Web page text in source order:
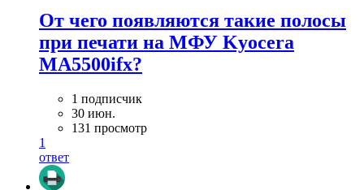
От чего появляются такие полосы
при печати на МФУ Kyocera
MA5500ifx?
1 подписчик
30 июн.
131 просмотр
1
ответ